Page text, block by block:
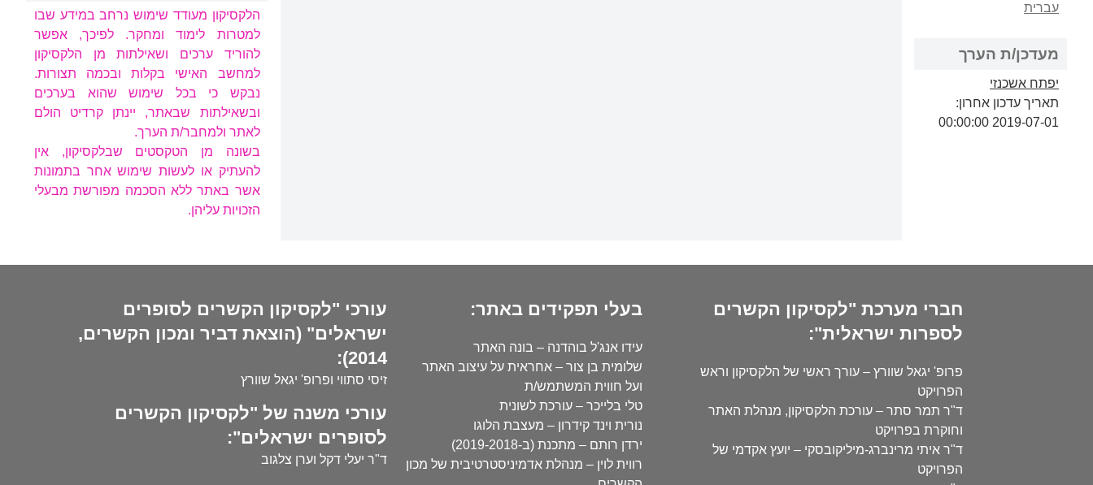
עברית
מעדכן/ת הערך
יפתח אשכנזי
תאריך עדכון אחרון:
2019-07-01 00:00:00
הלקסיקון מעודד שימוש נרחב במידע שבו
למטרות לימוד ומחקר. לפיכך, אפשר
להוריד ערכים ושאילתות מן הלקסיקון
למחשב האישי בקלות ובכמה תצורות.
נבקש כי בכל שימוש שהוא בערכים
ובשאילתות שבאתר, יינתן קרדיט הולם
לאתר ולמחבר/ת הערך.
בשונה מן הטקסטים שבלקסיקון, אין
להעתיק או לעשות שימוש אחר בתמונות
אשר באתר ללא הסכמה מפורשת מבעלי
הזכויות עליהן.
חברי מערכת "לקסיקון הקשרים
לספרות ישראלית":
פרופ' יגאל שוורץ – עורך ראשי של הלקסיקון וראש
הפרויקט
ד"ר תמר סתר – עורכת הלקסיקון, מנהלת האתר
וחוקרת בפרויקט
ד"ר איתי מרינברג-מיליקובסקי – יועץ אקדמי של
הפרויקט
בעלי תפקידים באתר:
עידו אנג'ל בוהדנה – בונה האתר
שלומית בן צור – אחראית על עיצוב האתר
ועל חווית המשתמש/ת
טלי בלייכר – עורכת לשונית
נורית וינד קידרון – מעצבת הלוגו
ירדן רותם – מתכנת (ב-2019-2018)
רווית לוין – מנהלת אדמיניסטרטיבית של מכון
עורכי "לקסיקון הקשרים לסופרים
ישראלים" (הוצאת דביר ומכון הקשרים,
2014):
זיסי סתווי ופרופ' יגאל שוורץ
עורכי משנה של "לקסיקון הקשרים
לסופרים ישראלים":
ד"ר יעלי דקל וערן צלגוב